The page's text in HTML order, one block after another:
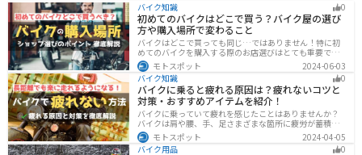
バイク知識 0
初めてのバイクはどこで買う？バイク屋の選び
方や購入場所で変わること
バイクはどこで買っても同じ…ではありません！特に初
めてのバイクを購入する際のお店選びはとても重要で
す。どんなお店で購入するのがベストなのか？失敗しな
いお店選びのポイントをまとめます。
モトスポット
2024-06-03
バイク知識
0
バイクに乗ると疲れる原因は？疲れないコツと
対策・おすすめアイテムを紹介！
バイクに乗っていて疲れを感じたことはありませんか？
バイクは肩や腰、手、足さまざまな箇所に疲労が蓄積し
やすい乗り物です。できるなら楽に乗りたいですよね。
原因を知り対策を重ねておけば今よりもっと快適に走行
することができます。
モトスポット
2024-04-05
バイク用品
0